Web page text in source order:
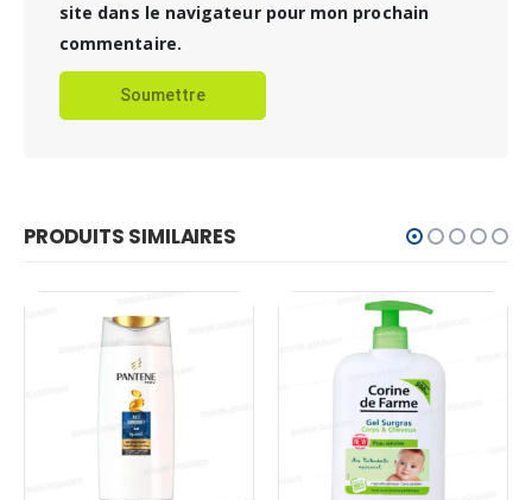
site dans le navigateur pour mon prochain
commentaire.
PRODUITS SIMILAIRES